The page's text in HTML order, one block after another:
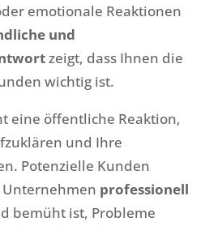
emotionale Reaktionen
und
zeigt, dass Ihnen die
wichtig ist.
eine öffentliche Reaktion,
und Ihre
Potenzielle Kunden
Unternehmen professionell
bemüht ist, Probleme